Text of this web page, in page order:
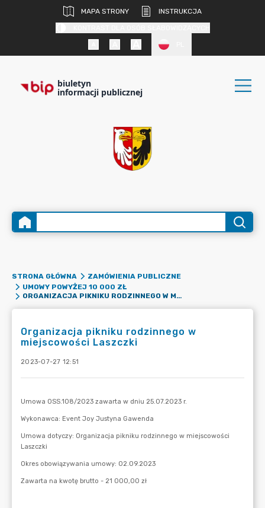
MAPA STRONY
INSTRUKCJA
biuletyn
informacji publicznej
STRONA GŁÓWNA
ZAMÓWIENIA PUBLICZNE
UMOWY POWYŻEJ 10 000 ZŁ
ORGANIZACJA PIKNIKU RODZINNEGO W MIEJSCOWOŚCI LASZCZKI
Organizacja pikniku rodzinnego w
miejscowości Laszczki
2023-07-27 12:51